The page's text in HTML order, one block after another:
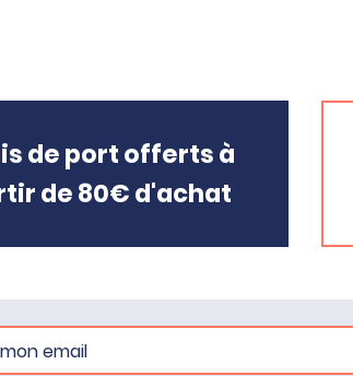
de port offerts à
de 80€ d'achat
email